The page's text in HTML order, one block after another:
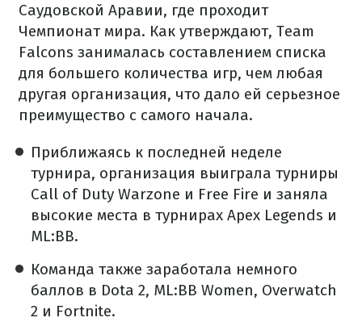
Саудовской Аравии, где проходит
Чемпионат мира. Как утверждают, Team
Falcons занималась составлением списка
для большего количества игр, чем любая
другая организация, что дало ей серьезное
преимущество с самого начала.
Приближаясь к последней неделе
турнира, организация выиграла турниры
Call of Duty Warzone и Free Fire и заняла
высокие места в турнирах Apex Legends и
ML:BB.
Команда также заработала немного
баллов в Dota 2, ML:BB Women, Overwatch
2 и Fortnite.